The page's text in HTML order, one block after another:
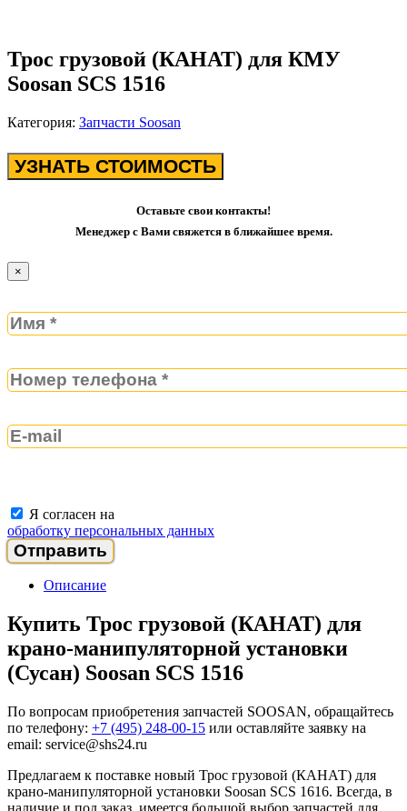
Трос грузовой (КАНАТ) для КМУ
Soosan SCS 1516
Категория: Запчасти Soosan
УЗНАТЬ СТОИМОСТЬ
Оставьте свои контакты!
Менеджер с Вами свяжется в ближайшее время.
×
Я согласен на
обработку персональных данных
Описание
Купить Трос грузовой (КАНАТ) для
крано-манипуляторной установки
(Сусан) Soosan SCS 1516
По вопросам приобретения запчастей SOOSAN, обращайтесь
по телефону: +7 (495) 248-00-15 или оставляйте заявку на
email: service@shs24.ru
Предлагаем к поставке новый Трос грузовой (КАНАТ) для
крано-манипуляторной установки Soosan SCS 1616. Всегда, в
наличие и под заказ, имеется большой выбор запчастей для